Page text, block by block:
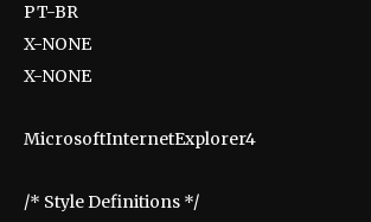
PT-BR
X-NONE
X-NONE
MicrosoftInternetExplorer4
/* Style Definitions */